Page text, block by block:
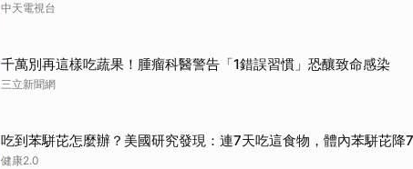
中天電視台
千萬別再這樣吃蔬果！腫瘤科醫警告「1錯誤習慣」恐釀致命感染
三立新聞網
吃到苯駢芘怎麼辦？美國研究發現：連7天吃這食物，體內苯駢芘降
健康2.0